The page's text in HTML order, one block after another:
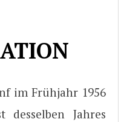
im Frühjahr 1956
Jahres